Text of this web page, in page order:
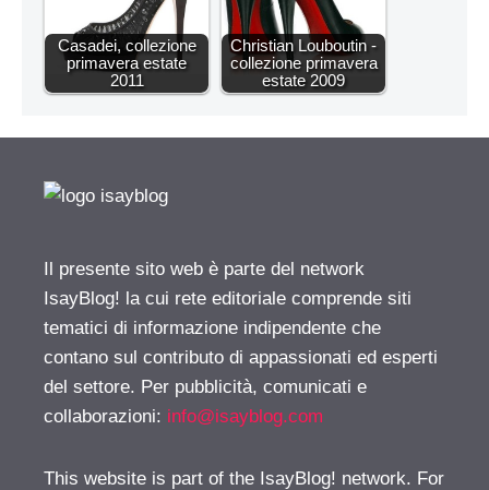
Casadei, collezione
primavera estate
2011
Christian Louboutin -
collezione primavera
estate 2009
Il presente sito web è parte del network
IsayBlog! la cui rete editoriale comprende siti
tematici di informazione indipendente che
contano sul contributo di appassionati ed esperti
del settore. Per pubblicità, comunicati e
collaborazioni: info@isayblog.com
This website is part of the IsayBlog! network. For